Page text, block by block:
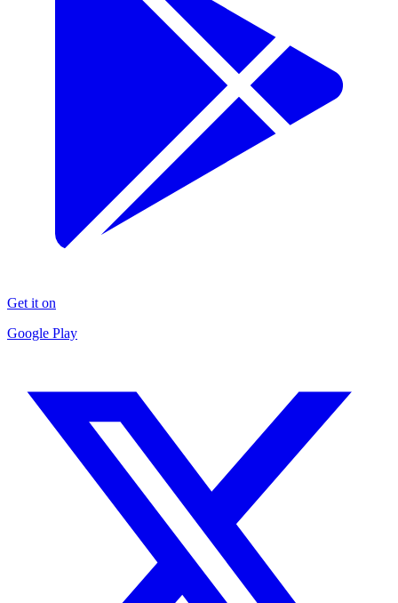
Get it on
Google Play